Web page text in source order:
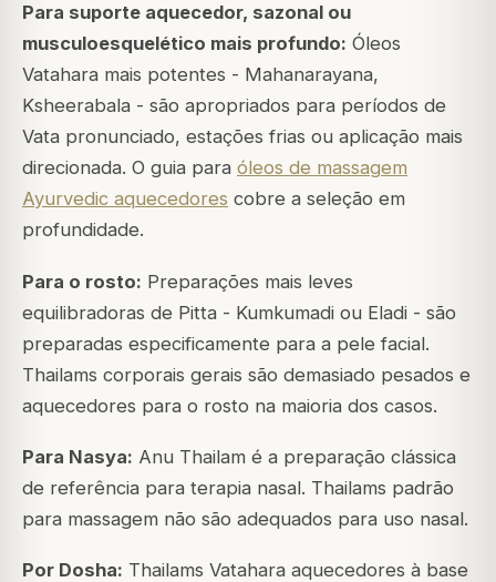
Para suporte aquecedor, sazonal ou
musculoesquelético mais profundo: Óleos
Vatahara mais potentes - Mahanarayana,
Ksheerabala - são apropriados para períodos de
Vata pronunciado, estações frias ou aplicação mais
direcionada. O guia para óleos de massagem
Ayurvedic aquecedores cobre a seleção em
profundidade.
Para o rosto: Preparações mais leves
equilibradoras de Pitta - Kumkumadi ou Eladi - são
preparadas especificamente para a pele facial.
Thailams corporais gerais são demasiado pesados e
aquecedores para o rosto na maioria dos casos.
Para Nasya: Anu Thailam é a preparação clássica
de referência para terapia nasal. Thailams padrão
para massagem não são adequados para uso nasal.
Por Dosha: Thailams Vatahara aquecedores à base